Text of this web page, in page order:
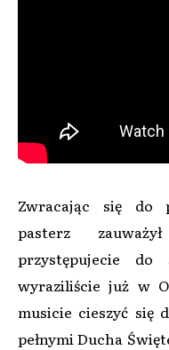
Zwracając się do
pasterz
przystępujecie
wyraziliście już w
musicie cieszyć się
pełnymi Ducha